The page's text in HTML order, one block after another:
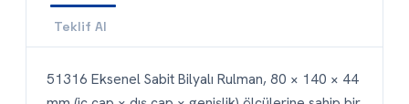
Teklif Al
51316 Eksenel Sabit Bilyalı Rulman, 80 × 140 × 44